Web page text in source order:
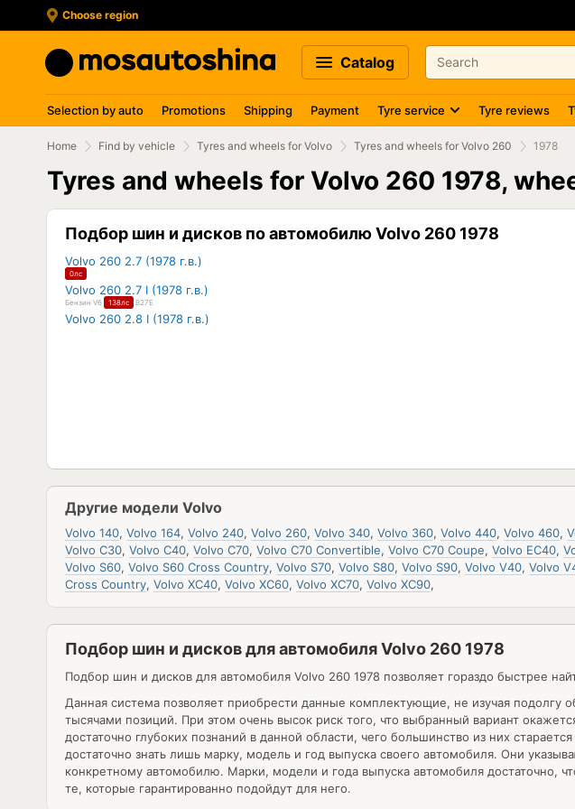
Choose region
Catalog
Selection by auto Promotions Shipping Payment Tyre service Tyre reviews
Home Find by vehicle Tyres and wheels for Volvo Tyres and wheels for Volvo 260 1978
Tyres and wheels for Volvo 260 1978,
Подбор шин и дисков по автомобилю Volvo 260 1978
Volvo 260 2.7 (1978 г.в.)
0лс
Volvo 260 2.7 I (1978 г.в.)
Бензин V6 138лс B27E
Volvo 260 2.8 I (1978 г.в.)
Другие модели Volvo
Volvo 140, Volvo 164, Volvo 240, Volvo 260, Volvo 340, Volvo 360, Volvo 440, Volvo 460,
Volvo C30, Volvo C40, Volvo C70, Volvo C70 Convertible, Volvo C70 Coupe, Volvo EC40,
Volvo S60, Volvo S60 Cross Country, Volvo S70, Volvo S80, Volvo S90, Volvo V40, Volvo
Cross Country, Volvo XC40, Volvo XC60, Volvo XC70, Volvo XC90,
Подбор шин и дисков для автомобиля Volvo 260 1978
Подбор шин и дисков для автомобиля Volvo 260 1978 позволяет гораздо быстрее
Данная система позволяет приобрести данные комплектующие, не изучая
тысячами позиций. При этом очень высок риск того, что выбранный вариант
достаточно глубоких познаний в данной области, чего большинство из них
достаточно знать лишь марку, модель и год выпуска своего автомобиля. Они
конкретному автомобилю. Марки, модели и года выпуска автомобиля достаточно,
те, которые гарантированно подойдут для него.